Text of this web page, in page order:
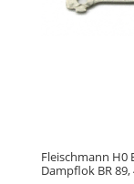
Fleischmann H0
Dampflok BR 89,